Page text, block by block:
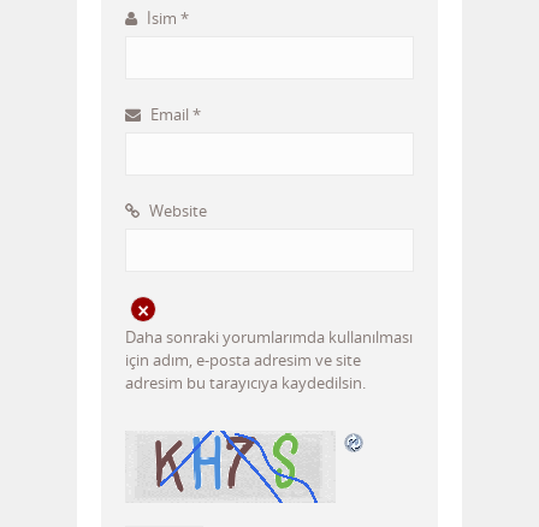
İsim *
Email *
Website
Daha sonraki yorumlarımda kullanılması
için adım, e-posta adresim ve site
adresim bu tarayıcıya kaydedilsin.